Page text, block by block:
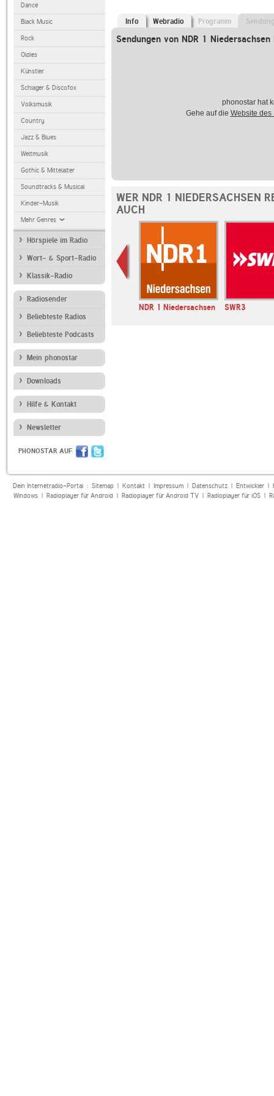
Dance
Black Music
Rock
Oldies
Künstler
Schlager & Discofox
Volksmusik
Country
Jazz & Blues
Weltmusik
Gothic & Mittelalter
Soundtracks & Musical
Kinder-Musik
Mehr Genres
Hörspiele im Radio
Wort- & Sport-Radio
Klassik-Radio
Radiosender
Beliebteste Radios
Beliebteste Podcasts
Mein phonostar
Downloads
Hilfe & Kontakt
Newsletter
PHONOSTAR AUF
Info Webradio Programm
Sendungen von NDR 1
phonostar hat
Gehe auf die Website des
WER NDR 1 NIEDERSACHSEN
AUCH
NDR 1 Niedersachsen SWR3
Dein Internetradio-Portal : Sitemap| Kontakt| Impressum| Datenschutz| Entwickler|
Windows| Radioplayer für Android| Radioplayer für Android TV| Radioplayer für iOS|